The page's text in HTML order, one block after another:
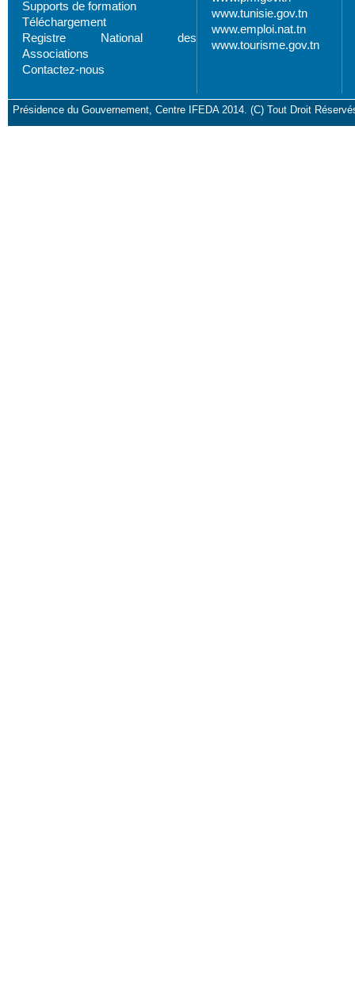
Supports de formation
Téléchargement
Registre National des
Associations
Contactez-nous
www.tunisie.gov.tn
www.emploi.nat.tn
www.tourisme.gov.tn
Présidence du Gouvernement, Centre IFEDA 2014. (C) Tout Droit